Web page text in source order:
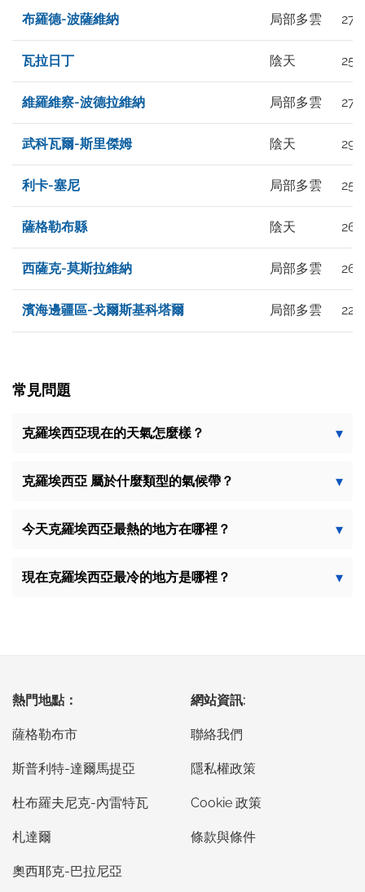
布羅德-波薩維納 局部多雲 27°
瓦拉日丁 陰天 25°
維羅維察-波德拉維納 局部多雲 27°
武科瓦爾-斯里傑姆 陰天 29°
利卡-塞尼 局部多雲 25°
薩格勒布縣 陰天 26°
西薩克-莫斯拉維納 局部多雲 26°
濱海邊疆區-戈爾斯基科塔爾 局部多雲 22°
常見問題
克羅埃西亞現在的天氣怎麼樣？
克羅埃西亞 屬於什麼類型的氣候帶？
今天克羅埃西亞最熱的地方在哪裡？
現在克羅埃西亞最冷的地方是哪裡？
熱門地點：
薩格勒布市
斯普利特-達爾馬提亞
杜布羅夫尼克-內雷特瓦
札達爾
奧西耶克-巴拉尼亞
網站資訊:
聯絡我們
隱私權政策
Cookie 政策
條款與條件